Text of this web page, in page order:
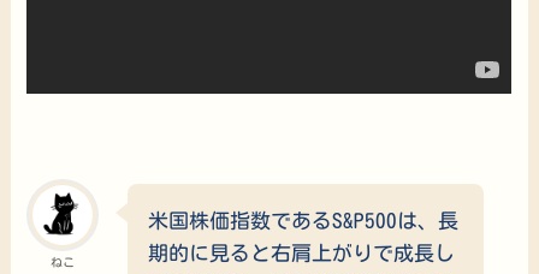
ねこ
米国株価指数であるS&P500は、長
期的に見ると右肩上がりで成長し